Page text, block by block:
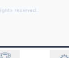
reserved.